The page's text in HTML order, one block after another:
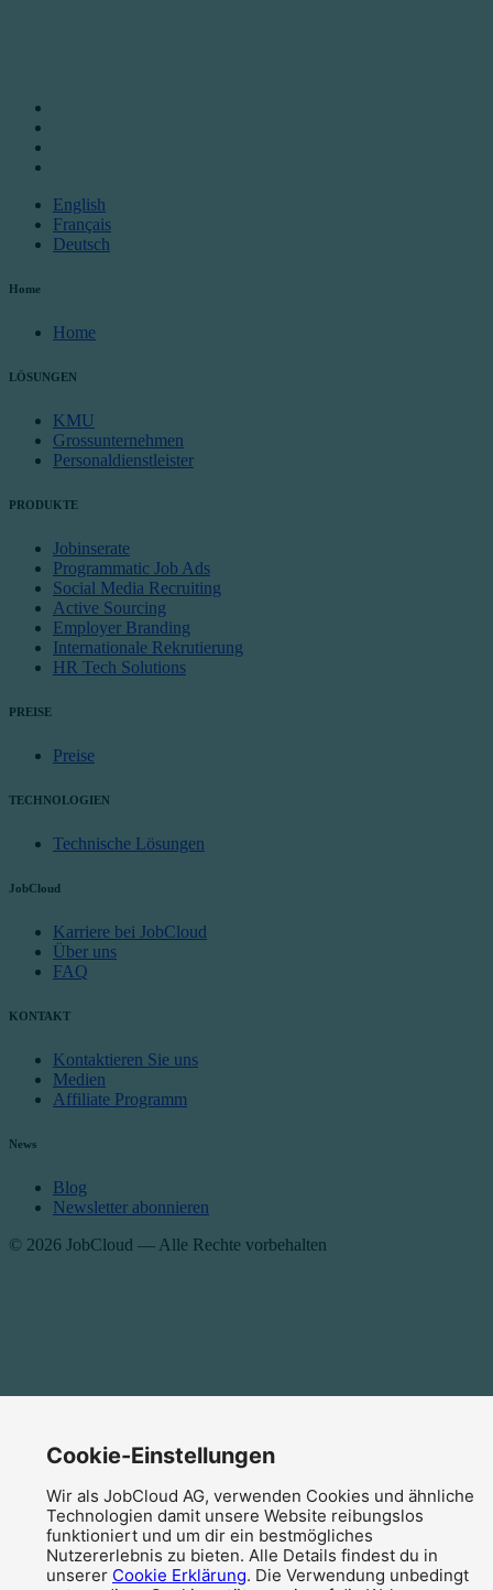
English
Français
Deutsch
Home
Home
LÖSUNGEN
KMU
Grossunternehmen
Personaldienstleister
PRODUKTE
Jobinserate
Programmatic Job Ads
Social Media Recruiting
Active Sourcing
Employer Branding
Internationale Rekrutierung
HR Tech Solutions
PREISE
Preise
TECHNOLOGIEN
Technische Lösungen
JobCloud
Karriere bei JobCloud
Über uns
FAQ
KONTAKT
Kontaktieren Sie uns
Medien
Affiliate Programm
News
Blog
Newsletter abonnieren
© 2026 JobCloud — Alle Rechte vorbehalten
Impressum
AGB
Cookie-Einstellungen
Cookie-Einstellungen
Wir als JobCloud AG, verwenden Cookies und ähnliche
Technologien damit unsere Website reibungslos
funktioniert und um dir ein bestmögliches
Nutzererlebnis zu bieten. Alle Details findest du in
unserer Cookie Erklärung. Die Verwendung unbedingt